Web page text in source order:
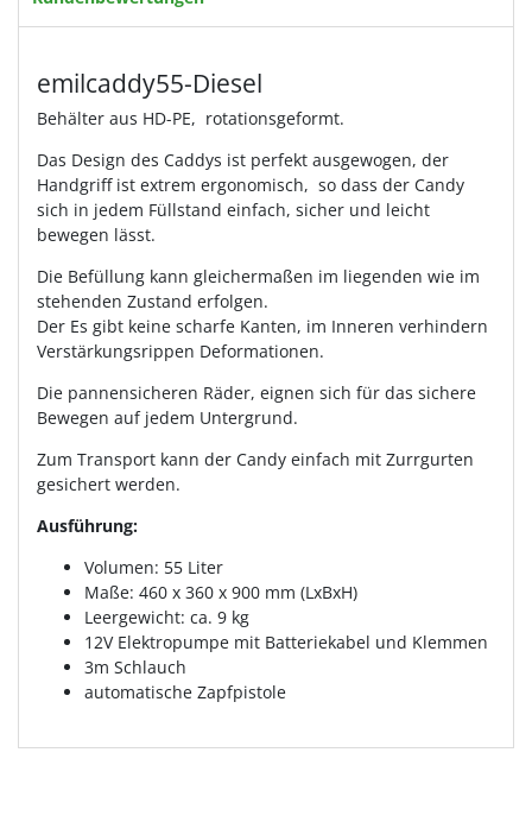
emilcaddy55-Diesel
Behälter aus HD-PE, rotationsgeformt.
Das Design des Caddys ist perfekt ausgewogen, der
Handgriff ist extrem ergonomisch, so dass der Candy
sich in jedem Füllstand einfach, sicher und leicht
bewegen lässt.
Die Befüllung kann gleichermaßen im liegenden wie im
stehenden Zustand erfolgen.
Der Es gibt keine scharfe Kanten, im Inneren verhindern
Verstärkungsrippen Deformationen.
Die pannensicheren Räder, eignen sich für das sichere
Bewegen auf jedem Untergrund.
Zum Transport kann der Candy einfach mit Zurrgurten
gesichert werden.
Ausführung:
Volumen: 55 Liter
Maße: 460 x 360 x 900 mm (LxBxH)
Leergewicht: ca. 9 kg
12V Elektropumpe mit Batteriekabel und Klemmen
3m Schlauch
automatische Zapfpistole